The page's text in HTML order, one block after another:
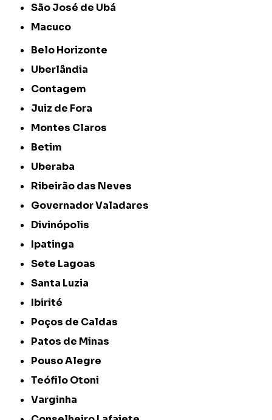
São José de Ubá
Macuco
Belo Horizonte
Uberlândia
Contagem
Juiz de Fora
Montes Claros
Betim
Uberaba
Ribeirão das Neves
Governador Valadares
Divinópolis
Ipatinga
Sete Lagoas
Santa Luzia
Ibirité
Poços de Caldas
Patos de Minas
Pouso Alegre
Teófilo Otoni
Varginha